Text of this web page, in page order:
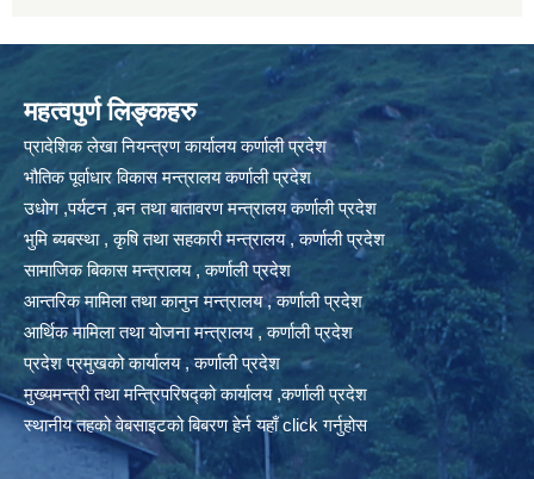
महत्वपुर्ण लिङ्कहरु
प्रादेशिक लेखा नियन्त्रण कार्यालय कर्णाली प्रदेश
भौतिक पूर्वाधार विकास मन्त्रालय कर्णाली प्रदेश
उधोग ,पर्यटन ,बन तथा बातावरण मन्त्रालय कर्णाली प्रदेश
भुमि ब्यबस्था , कृषि तथा सहकारी मन्त्रालय , कर्णाली प्रदेश
सामाजिक बिकास मन्त्रालय , कर्णाली प्रदेश
आन्तरिक मामिला तथा कानुन मन्त्रालय , कर्णाली प्रदेश
आर्थिक मामिला तथा योजना मन्त्रालय , कर्णाली प्रदेश
प्रदेश प्रमुखको कार्यालय , कर्णाली प्रदेश
मुख्यमन्त्री तथा मन्त्रिपरिषद्को कार्यालय ,कर्णाली प्रदेश
स्थानीय तहको वेबसाइटको बिबरण हेर्न यहाँ click गर्नुहोस